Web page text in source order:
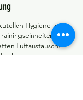
Hygiene- und
mit
Luftaustausch!